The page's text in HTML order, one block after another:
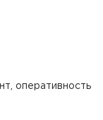
оперативность